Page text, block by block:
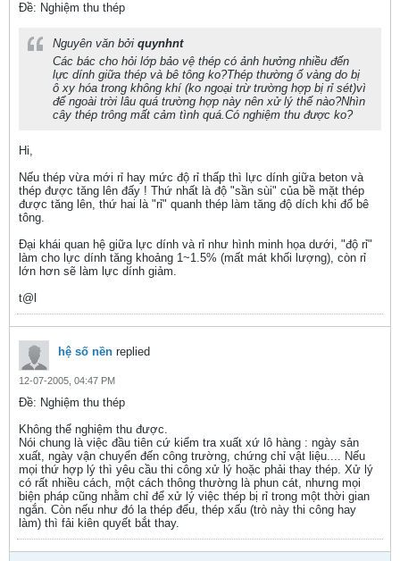
Ðề: Nghiệm thu thép
Nguyên văn bởi quynhnt
Các bác cho hỏi lớp bảo vệ thép có ảnh hưởng nhiều đến
lực dính giữa thép và bê tông ko?Thép thường ố vàng do bị
ô xy hóa trong không khí (ko ngoại trừ trường hợp bị rỉ sét)vì
để ngoài trời lâu quá trường hợp này nên xử lý thế nào?Nhìn
cây thép trông mất cảm tình quá.Có nghiệm thu được ko?
Hi,
Nếu thép vừa mới rỉ hay mức độ rỉ thấp thì lực dính giữa beton và
thép được tăng lên đấy ! Thứ nhất là độ "sần sùi" của bề mặt thép
được tăng lên, thứ hai là "rỉ" quanh thép làm tăng độ dích khi đổ bê
tông.
Đại khái quan hệ giữa lực dính và rỉ như hình minh họa dưới, "độ rỉ"
làm cho lực dính tăng khoảng 1~1.5% (mất mát khối lượng), còn rỉ
lớn hơn sẽ làm lực dính giảm.
t@l
hệ số nền replied
12-07-2005, 04:47 PM
Ðề: Nghiệm thu thép
Không thể nghiệm thu được.
Nói chung là việc đầu tiên cứ kiểm tra xuất xứ lô hàng : ngày sản
xuất, ngày vận chuyển đến công trường, chứng chỉ vật liệu.... Nếu
mọi thứ hợp lý thì yêu cầu thi công xử lý hoặc phải thay thép. Xử lý
có rất nhiều cách, một cách thông thường là phun cát, nhưng mọi
biện pháp cũng nhằm chỉ để xử lý việc thép bị rỉ trong một thời gian
ngắn. Còn nếu như đó la thép đểu, thép xấu (trò này thi công hay
làm) thì fải kiên quyết bắt thay.